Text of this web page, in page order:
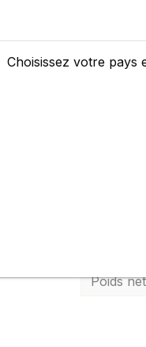
Vous
A
La
Récoltez
Infos
Poids net
Choisissez votre